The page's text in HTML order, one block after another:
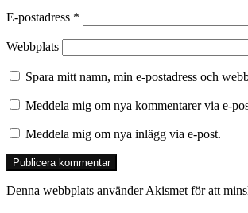
E-postadress *
Webbplats
Spara mitt namn, min e-postadress och
Meddela mig om nya kommentarer via e-
Meddela mig om nya inlägg via e-post.
Denna webbplats använder Akismet för att